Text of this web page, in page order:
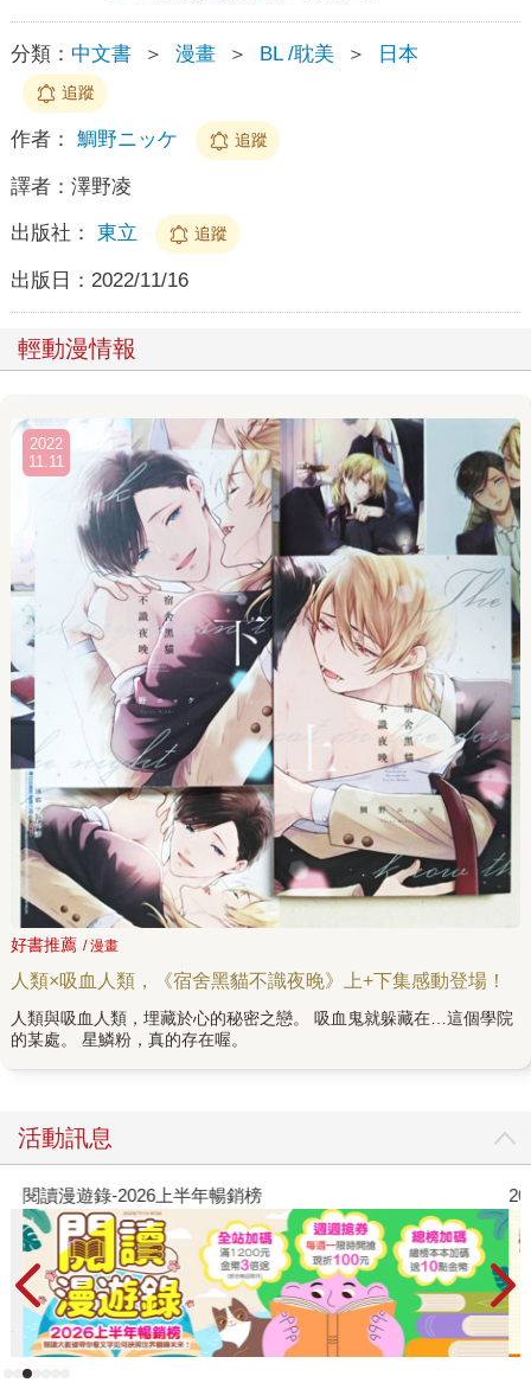
分類： 中文書 ＞ 漫畫 ＞ BL /耽美 ＞ 日本
追蹤
作者： 鯛野ニッケ 追蹤
譯者： 澤野凌
出版社： 東立 追蹤
出版日： 2022/11/16
輕動漫情報
2022
11.11
好書推薦 / 漫畫
人類×吸血人類，《宿舍黑貓不識夜晚》上+下集感動登場！
人類與吸血人類，埋藏於心的秘密之戀。 吸血鬼就躲藏在…這個學院
的某處。 星鱗粉，真的存在喔。
活動訊息
閱讀漫遊錄-2026上半年暢銷榜